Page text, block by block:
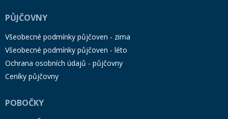
PŮJČOVNY
Všeobecné podmínky půjčoven - zima
Všeobecné podmínky půjčoven - léto
Ochrana osobních údajů - půjčovny
Ceníky půjčovny
POBOČKY